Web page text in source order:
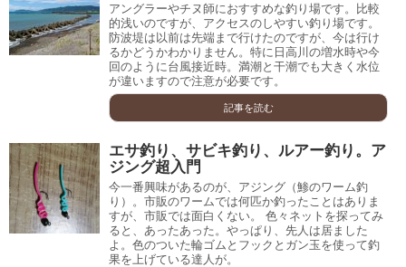
アングラーやチヌ師におすすめな釣り場です。比較
的浅いのですが、アクセスのしやすい釣り場です。
防波堤は以前は先端まで行けたのですが、今は行け
るかどうかわかりません。特に日高川の増水時や今
回のように台風接近時。満潮と干潮でも大きく水位
が違いますので注意が必要です。
記事を読む
エサ釣り、サビキ釣り、ルアー釣り。ア
ジング超入門
今一番興味があるのが、アジング（鯵のワーム釣
り）。市販のワームでは何匹か釣ったことはありま
すが、市販では面白くない。 色々ネットを探ってみ
ると、あったあった。やっぱり、先人は居ました
よ。色のついた輪ゴムとフックとガン玉を使って釣
果を上げている達人が。